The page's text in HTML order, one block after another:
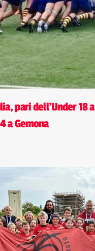
pari dell'Under 18
a Gemona